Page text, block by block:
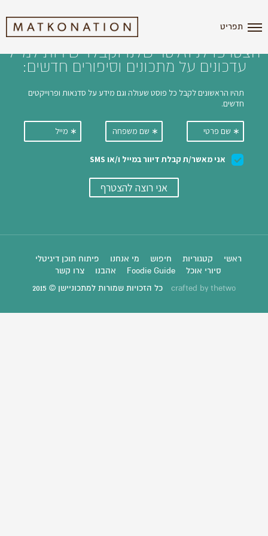
תפריט
הצטרפו לניוזלטר שלנו וקבלו ישירות למייל
עדכונים על מתכונים וסיפורים חדשים:
ראשי קטגוריות חיפוש מי אנחנו
פיתוח תוכן דיגיטלי
סיורי אוכל
Foodie Guide אהבנו צרו קשר
crafted by thetwo כל הזכויות שמורות למתכוניישן © 2015